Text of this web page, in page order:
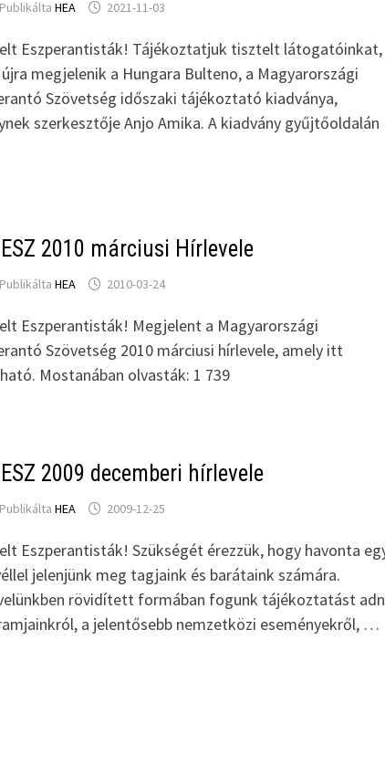
PublikáltaHEA 2021-11-03
Eszperantisták! Tájékoztatjuk tisztelt látogatóinkat,
megjelenik a Hungara Bulteno, a Magyarországi
Szövetség időszaki tájékoztató kiadványa,
szerkesztője Anjo Amika. A kiadvány gyűjtőoldalán
2010 márciusi Hírlevele
PublikáltaHEA 2010-03-24
Eszperantisták! Megjelent a Magyarországi
Szövetség 2010 márciusi hírlevele, amely itt
Mostanában olvasták: 1 739
2009 decemberi hírlevele
PublikáltaHEA 2009-12-25
Eszperantisták! Szükségét érezzük, hogy havonta
jelenjünk meg tagjaink és barátaink számára.
rövidített formában fogunk tájékoztatást
a jelentősebb nemzetközi eseményekről, …